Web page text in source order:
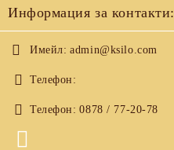
Информация за контакти:
Имейл: admin@ksilo.com
Телефон:
Телефон: 0878 / 77-20-78